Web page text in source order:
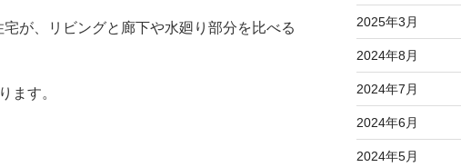
が、リビングと廊下や水廻り部分を比べる
ます。
2025年3月
2024年8月
2024年7月
2024年6月
2024年5月